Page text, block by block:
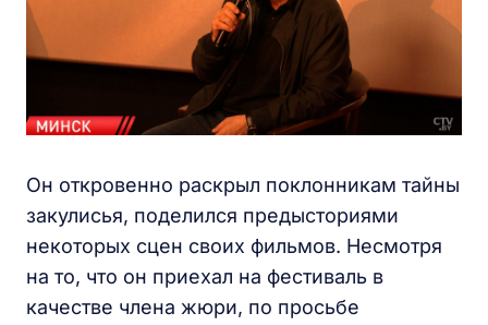
Он откровенно раскрыл поклонникам тайны
закулисья, поделился предысториями
некоторых сцен своих фильмов. Несмотря
на то, что он приехал на фестиваль в
качестве члена жюри, по просьбе